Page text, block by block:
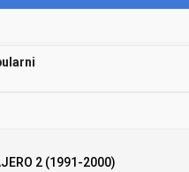
2 (1991-2000)